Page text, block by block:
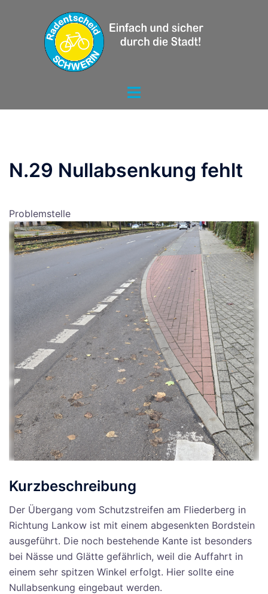
Menü
N.29 Nullabsenkung fehlt
Problemstelle
Kurzbeschreibung
Der Übergang vom Schutzstreifen am Fliederberg in
Richtung Lankow ist mit einem abgesenkten Bordstein
ausgeführt. Die noch bestehende Kante ist besonders
bei Nässe und Glätte gefährlich, weil die Auffahrt in
einem sehr spitzen Winkel erfolgt. Hier sollte eine
Nullabsenkung eingebaut werden.